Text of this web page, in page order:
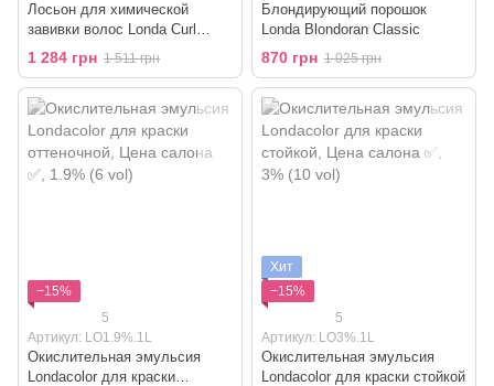
Лосьон для химической
завивки волос Londa Curl
Perm Lotion
1 284 грн 1 511 грн
Блондирующий порошок
Londa Blondoran Classic
870 грн 1 025 грн
−15%
5
Артикул: LO1.9%.1L
Окислительная эмульсия
Londacolor для краски
Хит
−15%
5
Артикул: LO3%.1L
Окислительная эмульсия
Londacolor для краски стойкой